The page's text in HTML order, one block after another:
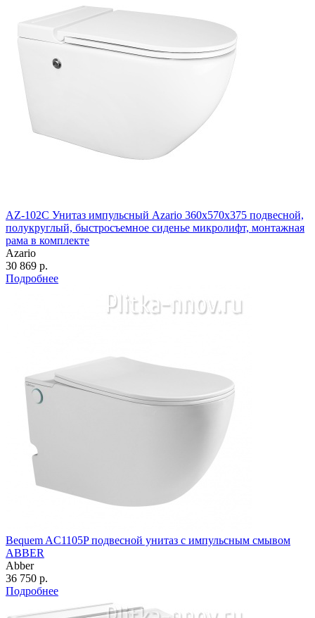
AZ-102C Унитаз импульсный Azario 360х570х375 подвесной,
полукруглый, быстросъемное сиденье микролифт, монтажная
рама в комплекте
Azario
30 869 р.
Подробнее
Bequem AC1105P подвесной унитаз с импульсным смывом
ABBER
Abber
36 750 р.
Подробнее